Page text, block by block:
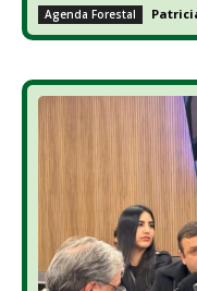
Agenda Forestal